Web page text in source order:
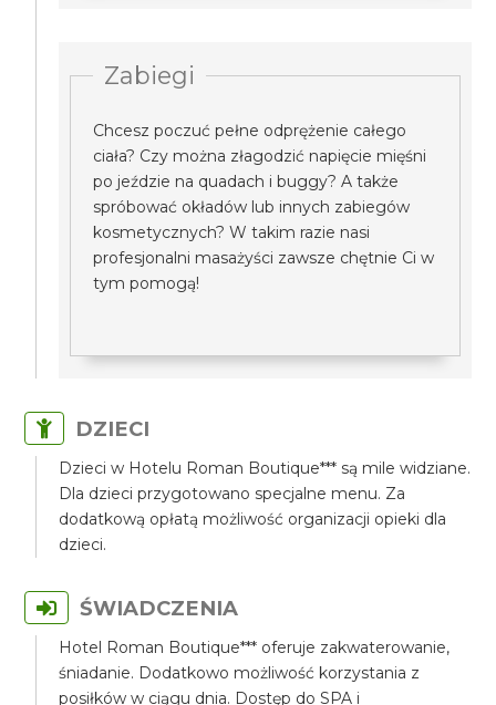
Zabiegi
Chcesz poczuć pełne odprężenie całego
ciała? Czy można złagodzić napięcie mięśni
po jeździe na quadach i buggy? A także
spróbować okładów lub innych zabiegów
kosmetycznych? W takim razie nasi
profesjonalni masażyści zawsze chętnie Ci w
tym pomogą!
DZIECI
Dzieci w Hotelu Roman Boutique*** są mile widziane.
Dla dzieci przygotowano specjalne menu. Za
dodatkową opłatą możliwość organizacji opieki dla
dzieci.
ŚWIADCZENIA
Hotel Roman Boutique*** oferuje zakwaterowanie,
śniadanie. Dodatkowo możliwość korzystania z
posiłków w ciągu dnia. Dostęp do SPA i